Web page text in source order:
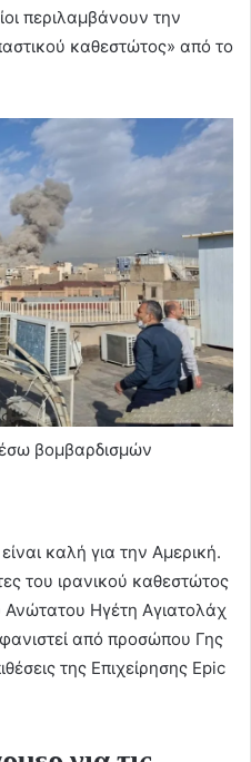
περιλαμβάνουν την
καθεστώτος» από το
βομβαρδισμών
καλή για την Αμερική.
του ιρανικού καθεστώτος
Ηγέτη Αγιατολάχ
από προσώπου Γης
της Επιχείρησης Epic